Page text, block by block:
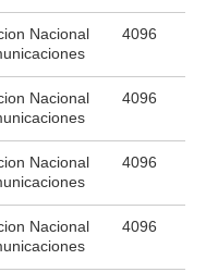
Nacional
4096
Nacional
4096
Nacional
4096
Nacional
4096